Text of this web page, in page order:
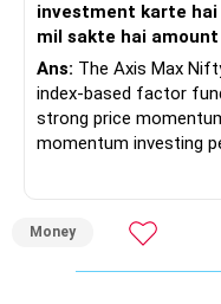
– Your retirement is
– Your child is just 6
– Higher education
retirement.
– So, retirement and
– Review whether
– Increase SIP every
– Even a small annual
investment karte
mil sakte hai
Ans: The Axis Max
index-based factor
strong price
momentum investing
carries higher risk
My view for a 5-year
Money